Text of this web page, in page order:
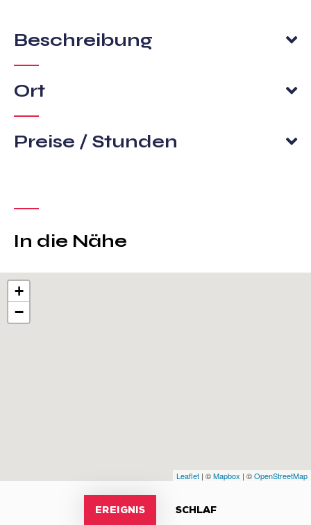
Beschreibung
Ort
Preise / Stunden
In die Nähe
+
−
Leaflet | ©Mapbox | ©OpenStreetMap
EREIGNIS SCHLAF